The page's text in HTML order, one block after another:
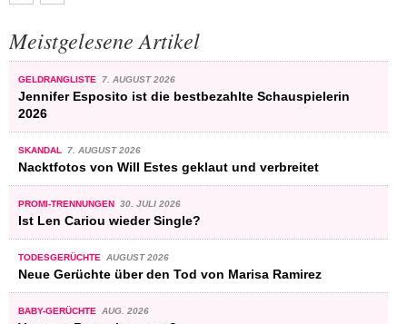
Meistgelesene Artikel
GELDRANGLISTE 7. AUGUST 2026
Jennifer Esposito ist die bestbezahlte Schauspielerin
2026
SKANDAL 7. AUGUST 2026
Nacktfotos von Will Estes geklaut und verbreitet
PROMI-TRENNUNGEN 30. JULI 2026
Ist Len Cariou wieder Single?
TODESGERÜCHTE AUGUST 2026
Neue Gerüchte über den Tod von Marisa Ramirez
BABY-GERÜCHTE AUG. 2026